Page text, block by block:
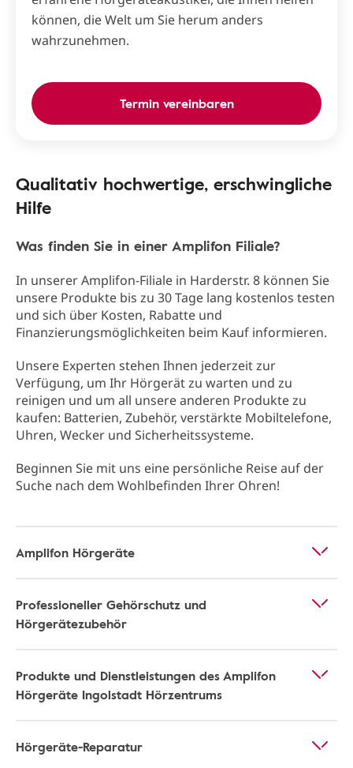
können, die Welt um Sie herum anders
wahrzunehmen.
Termin vereinbaren
Qualitativ hochwertige, erschwingliche
Hilfe
Was finden Sie in einer Amplifon Filiale?
In unserer Amplifon-Filiale in Harderstr. 8 können Sie
unsere Produkte bis zu 30 Tage lang kostenlos testen
und sich über Kosten, Rabatte und
Finanzierungsmöglichkeiten beim Kauf informieren.
Unsere Experten stehen Ihnen jederzeit zur
Verfügung, um Ihr Hörgerät zu warten und zu
reinigen und um all unsere anderen Produkte zu
kaufen: Batterien, Zubehör, verstärkte Mobiltelefone,
Uhren, Wecker und Sicherheitssysteme.
Beginnen Sie mit uns eine persönliche Reise auf der
Suche nach dem Wohlbefinden Ihrer Ohren!
Amplifon Hörgeräte
Professioneller Gehörschutz und
Hörgerätezubehör
Produkte und Dienstleistungen des Amplifon
Hörgeräte Ingolstadt Hörzentrums
Hörgeräte-Reparatur